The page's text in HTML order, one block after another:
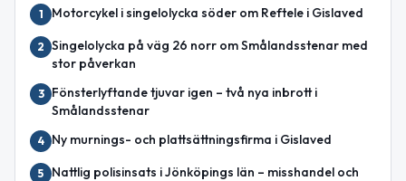
1 Motorcykel i singelolycka söder om Reftele i Gislaved
2 Singelolycka på väg 26 norr om Smålandsstenar med
stor påverkan
3
Fönsterlyftande tjuvar igen – två nya inbrott i
Smålandsstenar
4 Ny murnings- och plattsättningsfirma i Gislaved
5
Nattlig polisinsats i Jönköpings län – misshandel och